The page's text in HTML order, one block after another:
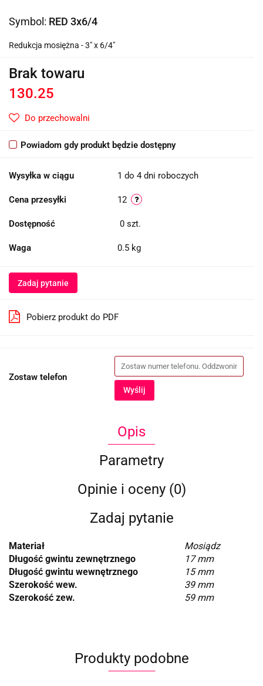
Symbol: RED 3x6/4
Redukcja mosiężna - 3" x 6/4"
Brak towaru
130.25
Do przechowalni
Powiadom gdy produkt będzie dostępny
Wysyłka w ciągu 1 do 4 dni roboczych
Cena przesyłki 12
Dostępność 0 szt.
Waga 0.5 kg
Zadaj pytanie
Pobierz produkt do PDF
Zostaw telefon
Wyślij
Opis
Parametry
Opinie i oceny (0)
Zadaj pytanie
Materiał
Mosiądz
Długość gwintu zewnętrznego
17 mm
Długość gwintu wewnętrznego
15 mm
Szerokość wew.
39 mm
Szerokość zew.
59 mm
Produkty podobne